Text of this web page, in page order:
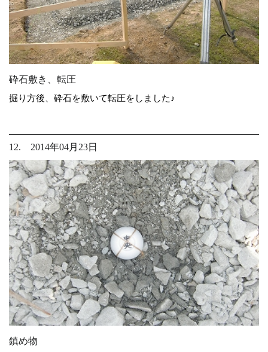
砕石敷き、転圧
掘り方後、砕石を敷いて転圧をしました♪
12. 2014年04月23日
鎮め物